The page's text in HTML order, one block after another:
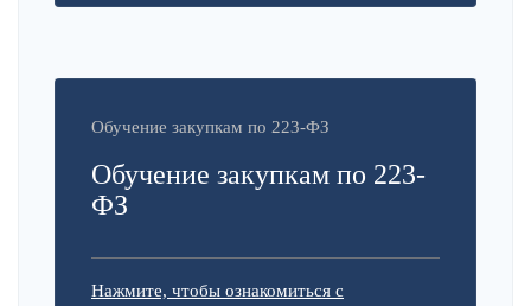
Обучение закупкам по 223-ФЗ
Обучение закупкам по 223-
ФЗ
Нажмите, чтобы ознакомиться с